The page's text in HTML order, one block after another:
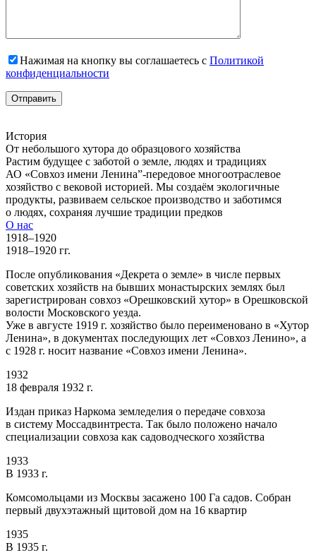
Нажимая на кнопку вы соглашаетесь с Политикой
конфиденциальности
История
От небольшого хутора до образцового хозяйства
Растим будущее с заботой о земле, людях и традициях
АО «Совхоз имени Ленина”-передовое многоотраслевое
хозяйство с вековой историей. Мы создаём экологичные
продукты, развиваем сельское производство и заботимся
о людях, сохраняя лучшие традиции предков
О нас
1918–1920
1918–1920 гг.
После опубликования «Декрета о земле» в числе первых
советских хозяйств на бывших монастырских землях был
зарегистрирован совхоз «Орешковский хутор» в Орешковской
волости Московского уезда.
Уже в августе 1919 г. хозяйство было переименовано в «Хутор
Ленина», в документах последующих лет «Совхоз Ленино», а
с 1928 г. носит название «Совхоз имени Ленина».
1932
18 февраля 1932 г.
Издан приказ Наркома земледелия о передаче совхоза
в систему Моссадвинтреста. Так было положено начало
специализации совхоза как садоводческого хозяйства
1933
В 1933 г.
Комсомольцами из Москвы засажено 100 Га садов. Собран
первый двухэтажный щитовой дом на 16 квартир
1935
В 1935 г.